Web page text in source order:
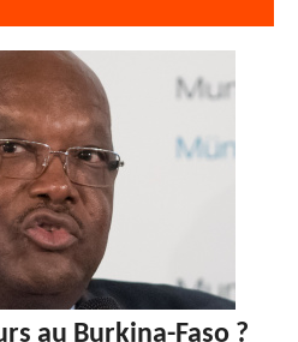
au Burkina-Faso ?